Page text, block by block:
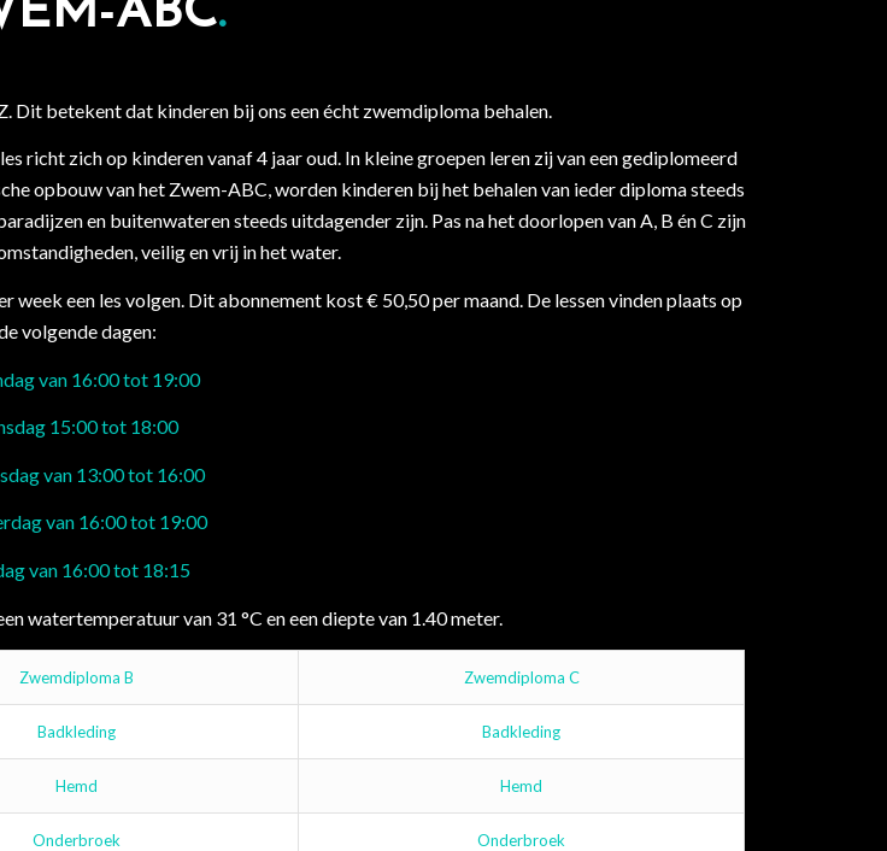
ABC.
Dit betekent dat kinderen bij ons een écht zwemdiploma behalen.
richt zich op kinderen vanaf 4 jaar oud. In kleine groepen leren zij van een gediplomeerd
opbouw van het Zwem-ABC, worden kinderen bij het behalen van ieder diploma steeds
en buitenwateren steeds uitdagender zijn. Pas na het doorlopen van A, B én C zijn
veilig en vrij in het water.
een les volgen. Dit abonnement kost € 50,50 per maand. De lessen vinden plaats op
volgende dagen:
van 16:00 tot 19:00
15:00 tot 18:00
van 13:00 tot 16:00
van 16:00 tot 19:00
van 16:00 tot 18:15
watertemperatuur van 31 °C en een diepte van 1.40 meter.
Zwemdiploma B Zwemdiploma C
Badkleding Badkleding
Hemd Hemd
Onderbroek Onderbroek